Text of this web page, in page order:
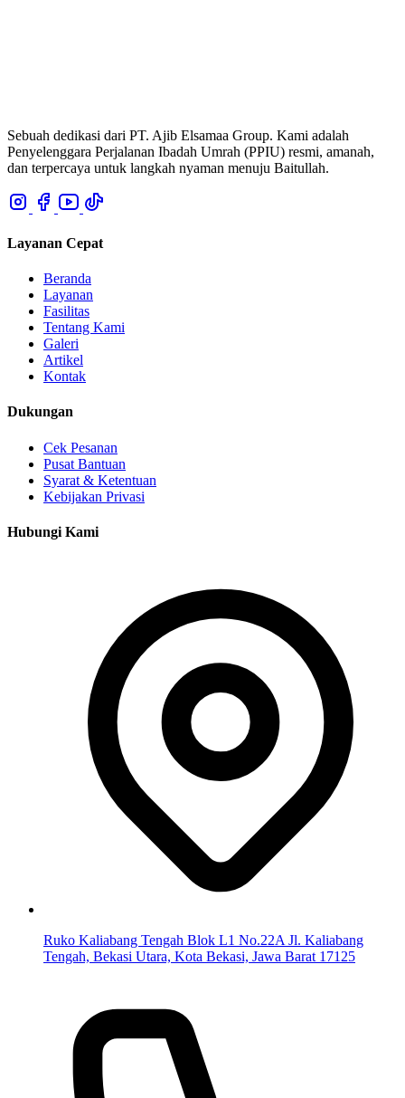
Sebuah dedikasi dari PT. Ajib Elsamaa Group. Kami adalah
Penyelenggara Perjalanan Ibadah Umrah (PPIU) resmi, amanah,
dan terpercaya untuk langkah nyaman menuju Baitullah.
Layanan Cepat
Beranda
Layanan
Fasilitas
Tentang Kami
Galeri
Artikel
Kontak
Dukungan
Cek Pesanan
Pusat Bantuan
Syarat & Ketentuan
Kebijakan Privasi
Hubungi Kami
Ruko Kaliabang Tengah Blok L1 No.22A Jl. Kaliabang
Tengah, Bekasi Utara, Kota Bekasi, Jawa Barat 17125